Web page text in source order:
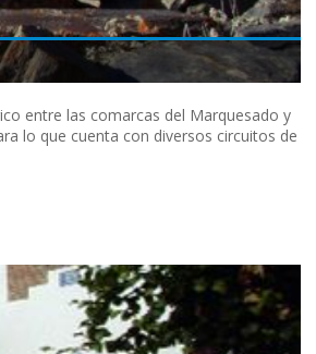
entre las comarcas del Marquesado y
lo que cuenta con diversos circuitos de